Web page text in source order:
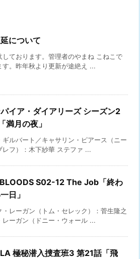
について
しております。管理者のやまね こねこで
す。昨年秋より更新が途絶え ...
イア・ダイアリーズ シーズン2
満月の夜」
ギルバート／キャサリン・ピアース（ニー
レフ）：木下紗華 ステファ ...
S02-12 The Job「終わ
日」
・レーガン（トム・セレック）：菅生隆之
レーガン（ドニー・ウォール ...
極秘潜入捜査班3 第21話「飛